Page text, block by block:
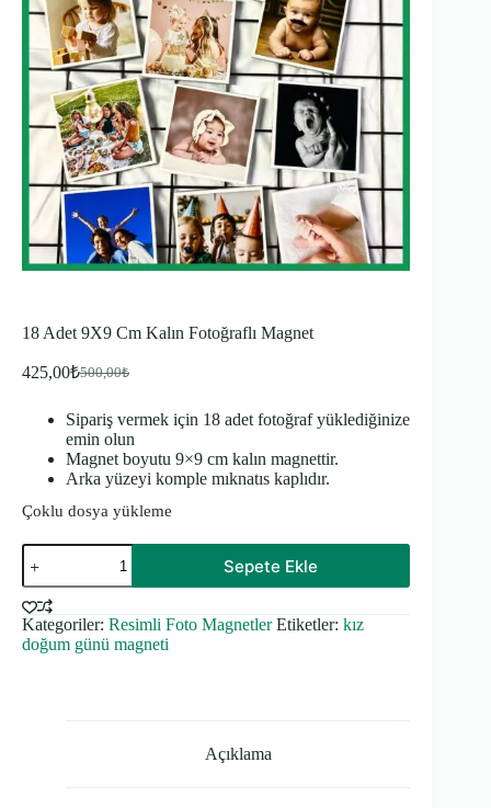
18 Adet 9X9 Cm Kalın Fotoğraflı Magnet
500,00₺
Orijinal
500,00₺.
425,00₺Şu
fiyat:
425,00₺.
Sipariş vermek için 18 adet fotoğraf yüklediğinize
emin olun
Magnet boyutu 9×9 cm kalın magnettir.
Arka yüzeyi komple mıknatıs kaplıdır.
Çoklu dosya yükleme
18
Adet
9X9
Cm
Kalın
Fotoğraflı
Sepete Ekle
Kategoriler: Resimli Foto Magnetler Etiketler: kız
doğum günü magneti
Açıklama